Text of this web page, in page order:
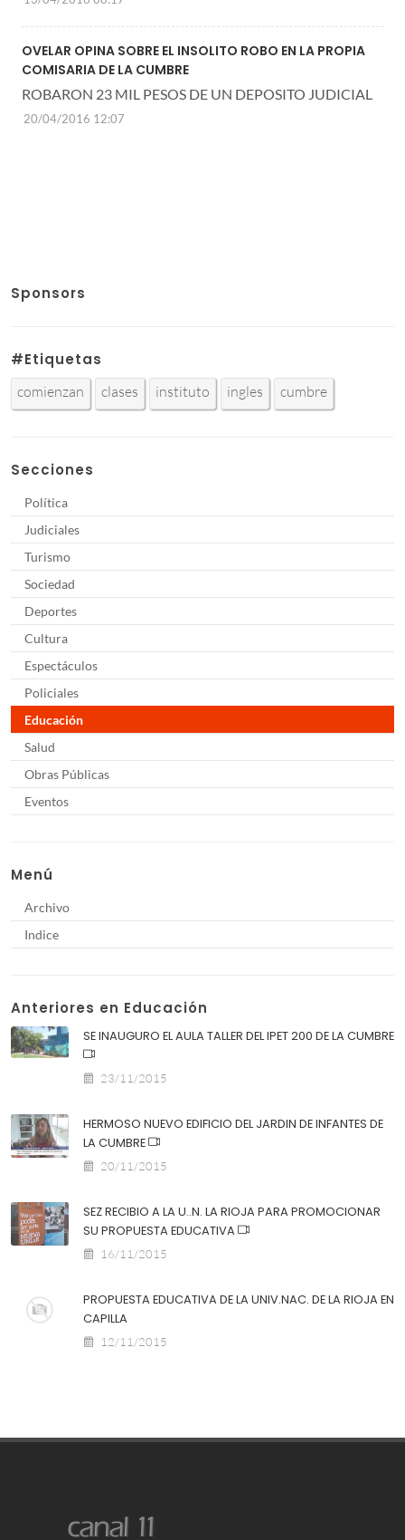
OVELAR OPINA SOBRE EL INSOLITO ROBO EN LA PROPIA
COMISARIA DE LA CUMBRE
ROBARON 23 MIL PESOS DE UN DEPOSITO JUDICIAL
20/04/2016 12:07
Sponsors
#Etiquetas
comienzan clases instituto ingles cumbre
Secciones
Política
Judiciales
Turismo
Sociedad
Deportes
Cultura
Espectáculos
Policiales
Educación
Salud
Obras Públicas
Eventos
Menú
Archivo
Indice
Anteriores en Educación
SE INAUGURO EL AULA TALLER DEL IPET 200 DE LA CUMBRE
23/11/2015
HERMOSO NUEVO EDIFICIO DEL JARDIN DE INFANTES DE
LA CUMBRE
20/11/2015
SEZ RECIBIO A LA U..N. LA RIOJA PARA PROMOCIONAR
SU PROPUESTA EDUCATIVA
16/11/2015
PROPUESTA EDUCATIVA DE LA UNIV.NAC. DE LA RIOJA EN
CAPILLA
12/11/2015